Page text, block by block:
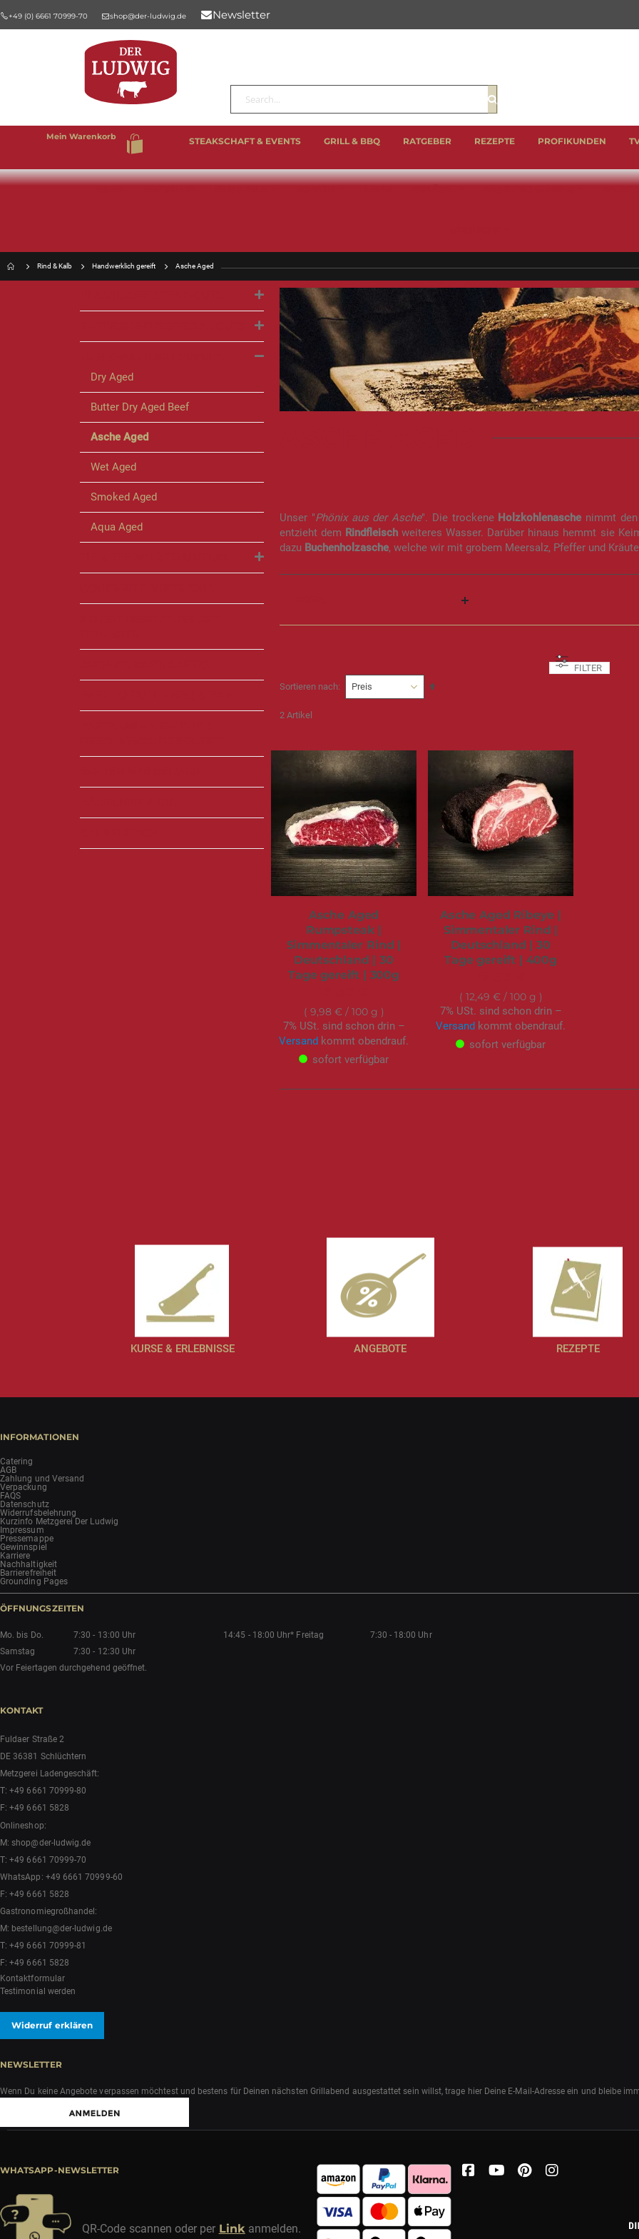
+49 (0) 6661 70999-70 shop@der-ludwig.de Newsletter
Mein Warenkorb
Suche
Suche
STEAKSCHAFT & EVENTS GRILL & BBQ RATGEBER REZEPTE PROFIKUNDEN
Rind & Kalb Handwerklich gereift Asche Aged
Unser "Phönix aus der Asche". Die trockene Holzkohlenasche nimmt
entzieht dem Rindfleisch weiteres Wasser. Darüber hinaus hemmt sie
dazu Buchenholzasche, welche wir mit grobem Meersalz, Pfeffer und
FILTER
Sortieren nach
2 Artikel
Asche Aged
Rumpsteak |
Simmentaler Rind |
Deutschland | 30
Tage gereift | 300g
9,98 €/ 100 g
7% USt. sind schon drin –
Versand kommt obendrauf.
sofort verfügbar
Asche Aged Ribeye |
Simmentaler Rind |
Deutschland | 30
Tage gereift | 400g
12,49 €/ 100 g
7% USt. sind schon drin –
Versand kommt obendrauf.
sofort verfügbar
Dry Aged
Butter Dry Aged Beef
Asche Aged
Wet Aged
Smoked Aged
Aqua Aged
KURSE & ERLEBNISSE ANGEBOTE REZEPTE
INFORMATIONEN
Catering
AGB
Zahlung und Versand
Verpackung
FAQS
Datenschutz
Widerrufsbelehrung
Kurzinfo Metzgerei Der Ludwig
Impressum
Pressemappe
Gewinnspiel
Karriere
Nachhaltigkeit
Barrierefreiheit
Grounding Pages
ÖFFNUNGSZEITEN
Mo. bis Do. 7:30 - 13:00 Uhr 14:45 - 18:00 Uhr* Freitag
7:30 - 18:00 Uhr
Samstag
7:30 - 12:30 Uhr
Vor Feiertagen durchgehend geöffnet.
KONTAKT
Fuldaer Straße 2
DE 36381 Schlüchtern
Metzgerei Ladengeschäft:
T:+49 6661 70999-80
F: +49 6661 5828
Onlineshop:
M:shop@der-ludwig.de
T:+49 6661 70999-70
WhatsApp: +49 6661 70999-60
F: +49 6661 5828
Gastronomiegroßhandel:
M: bestellung@der-ludwig.de
T:+49 6661 70999-81
F: +49 6661 5828
Kontaktformular
Testimonial werden
Widerruf erklären
NEWSLETTER
Wenn Du keine Angebote verpassen möchtest und bestens für Deinen nächsten Grillabend ausgestattet sein willst, trage hier Deine E-Mail-Adresse ein und bleibe
WHATSAPP-NEWSLETTER
QR-Code scannen oder per Link anmelden.